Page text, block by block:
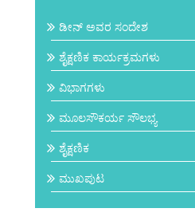
ಡೀನ್ ಅವರ ಸಂದೇಶ
ಶೈಕ್ಷಣಿಕ ಕಾರ್ಯಕ್ರಮಗಳು
ವಿಭಾಗಗಳು
ಮೂಲಸೌಕರ್ಯ ಸೌಲಭ್ಯ
ಶೈಕ್ಷಣಿಕ
ಮುಖಪುಟ